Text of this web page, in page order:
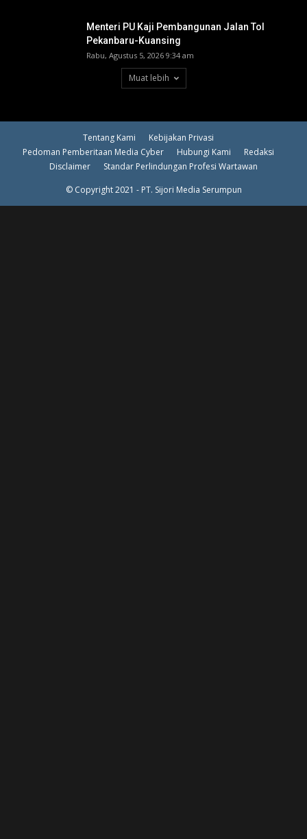
Menteri PU Kaji Pembangunan Jalan Tol
Pekanbaru-Kuansing
Rabu, Agustus 5, 2026 9:34 am
Muat lebih
Tentang Kami
Kebijakan Privasi
Pedoman Pemberitaan Media Cyber
Hubungi Kami
Redaksi
Disclaimer
Standar Perlindungan Profesi Wartawan
© Copyright 2021 - PT. Sijori Media Serumpun